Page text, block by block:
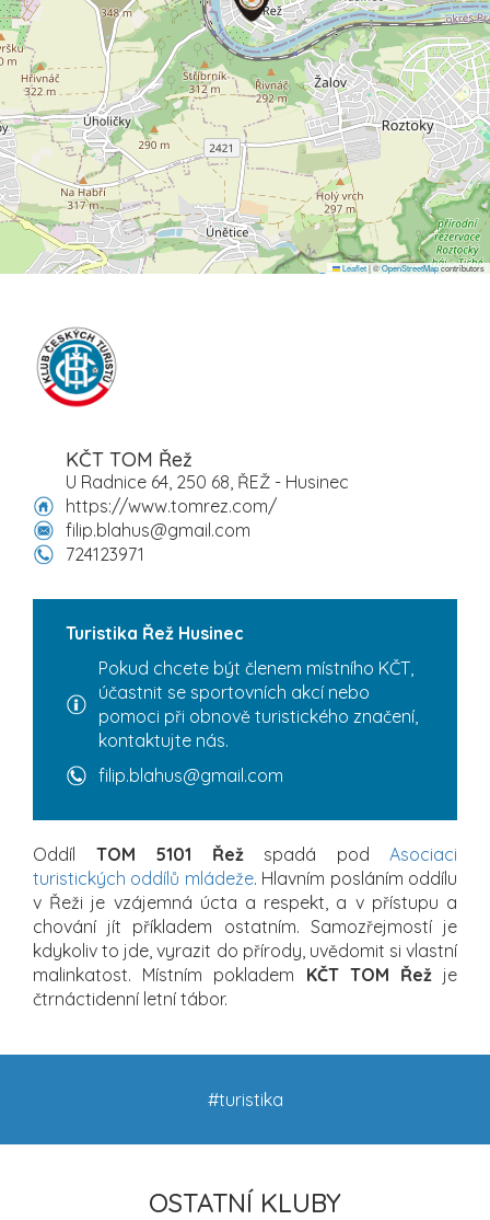
Leaflet|©OpenStreetMapcontributors
KČT TOM Řež
U Radnice 64, 250 68, ŘEŽ - Husinec
https://www.tomrez.com/
filip.blahus@gmail.com
724123971
Turistika Řež Husinec
Pokud chcete být členem místního KČT,
účastnit se sportovních akcí nebo
pomoci při obnově turistického značení,
kontaktujte nás.
filip.blahus@gmail.com
Oddíl TOM 5101 Řežspadá pod Asociaci
turistických oddílů mládeže. Hlavním posláním oddílu
v Řeži je vzájemná úcta a respekt, a v přístupu a
chování jít příkladem ostatním. Samozřejmostí je
kdykoliv to jde, vyrazit do přírody, uvědomit si vlastní
malinkatost. Místním pokladem KČT TOM Řežje
čtrnáctidenní letní tábor.
#turistika
OSTATNÍ KLUBY